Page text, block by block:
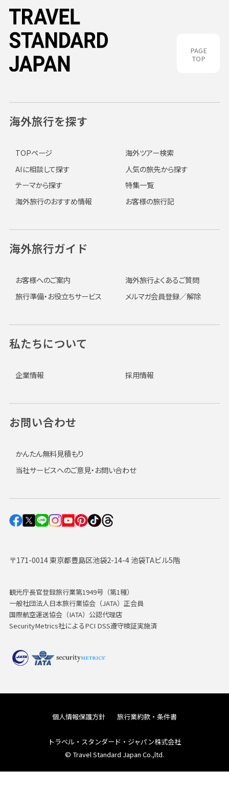
PAGE
TOP
〒171-0014 東京都豊島区池袋2-14-4 池袋TAビル5階
観光庁長官登録旅行業第1949号（第1種）
一般社団法人日本旅行業協会（JATA）正会員
国際航空運送協会（IATA）公認代理店
SecurityMetrics社によるPCI DSS遵守検証実施済
海外旅行を探す
TOPページ
海外ツアー検索
AIに相談して探す
人気の旅先から探す
テーマから探す
特集一覧
海外旅行のおすすめ情報
お客様の旅行記
海外旅行ガイド
お客様へのご案内
海外旅行よくあるご質問
旅行準備・お役立ちサービス
メルマガ会員登録／解除
私たちについて
企業情報 採用情報
お問い合わせ
かんたん無料見積もり
当社サービスへのご意見・お問い合わせ
個人情報保護方針 旅行業約款・条件書
トラベル・スタンダード・ジャパン株式会社
© Travel Standard Japan Co.,ltd.